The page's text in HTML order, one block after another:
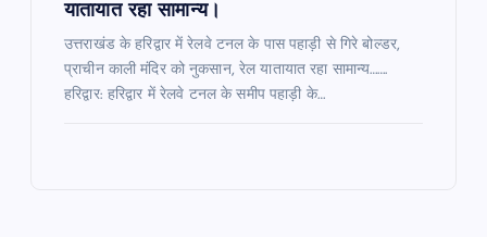
यातायात रहा सामान्य।
उत्तराखंड के हरिद्वार में रेलवे टनल के पास पहाड़ी से गिरे बोल्डर,
प्राचीन काली मंदिर को नुकसान, रेल यातायात रहा सामान्य…….
हरिद्वार: हरिद्वार में रेलवे टनल के समीप पहाड़ी के…